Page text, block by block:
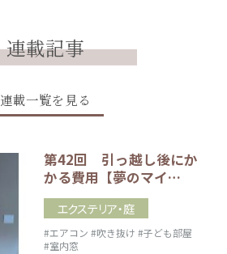
連載記事
連載一覧を見る
第42回 引っ越し後にか
かる費用【夢のマイ…
エクステリア・庭
#エアコン #吹き抜け #子ども部屋
#室内窓